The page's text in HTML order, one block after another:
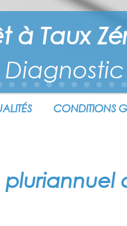
à Taux
CONDITIONS